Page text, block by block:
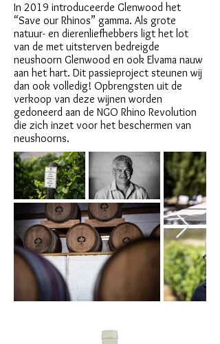
In 2019 introduceerde Glenwood het
“Save our Rhinos” gamma. Als grote
natuur- en dierenliefhebbers ligt het lot
van de met uitsterven bedreigde
neushoorn Glenwood en ook Elvama nauw
aan het hart. Dit passieproject steunen wij
dan ook volledig! Opbrengsten uit de
verkoop van deze wijnen worden
gedoneerd aan de NGO Rhino Revolution
die zich inzet voor het beschermen van
neushoorns.